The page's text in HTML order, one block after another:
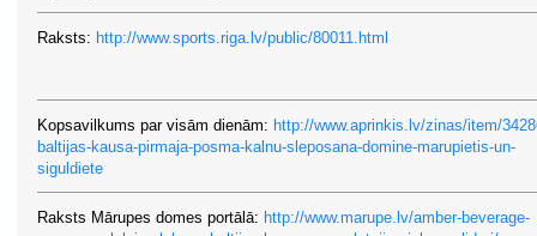
Raksts: http://www.sports.riga.lv/public/80011.html
Kopsavilkums par visām dienām: http://www.aprinkis.lv/zinas/item/
baltijas-kausa-pirmaja-posma-kalnu-sleposana-domine-marupietis-un-
siguldiete
Raksts Mārupes domes portālā: http://www.marupe.lv/amber-beverage-